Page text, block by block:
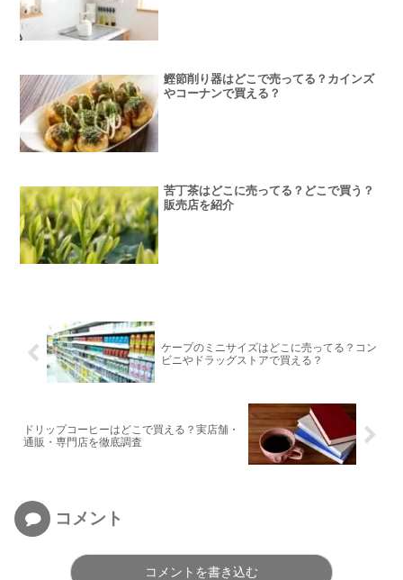
鰹節削り器はどこで売ってる？カインズ
やコーナンで買える？
苦丁茶はどこに売ってる？どこで買う？
販売店を紹介
ケープのミニサイズはどこに売ってる？コン
ビニやドラッグストアで買える？
ドリップコーヒーはどこで買える？実店舗・
通販・専門店を徹底調査
コメント
コメントを書き込む